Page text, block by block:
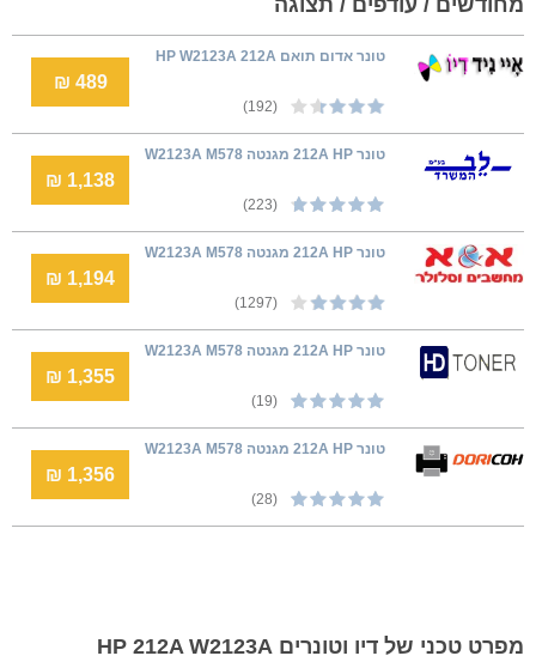
טונר אדום תואם HP W2123A 212A
(192)
489 ₪
טונר 212A HP מגנטה W2123A M578
(223)
1,138 ₪
טונר 212A HP מגנטה W2123A M578
(1297)
1,194 ₪
טונר 212A HP מגנטה W2123A M578
(19)
1,355 ₪
טונר 212A HP מגנטה W2123A M578
(28)
1,356 ₪
מפרט טכני של דיו וטונרים HP 212A W2123A